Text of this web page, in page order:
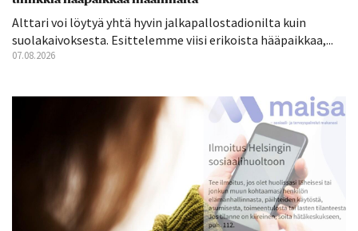
Alttari voi löytyä yhtä hyvin jalkapallostadionilta kuin
suolakaivoksesta. Esittelemme viisi erikoista hääpaikkaa,...
07.08.2026